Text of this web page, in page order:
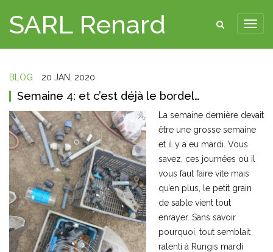
SARL Renard
BLOG 20 JAN, 2020
Semaine 4: et c’est déjà le bordel…
La semaine dernière devait
être une grosse semaine
et il y a eu mardi. Vous
savez, ces journées où il
vous faut faire vite mais
qu’en plus, le petit grain
de sable vient tout
enrayer. Sans savoir
pourquoi, tout semblait
ralenti à Rungis mardi